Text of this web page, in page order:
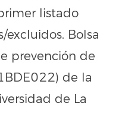
listado
Bolsa
prevención de
de la
de La